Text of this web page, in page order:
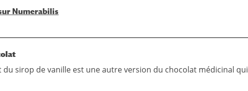
Numerabilis
sirop de vanille est une autre version du chocolat médicinal qui